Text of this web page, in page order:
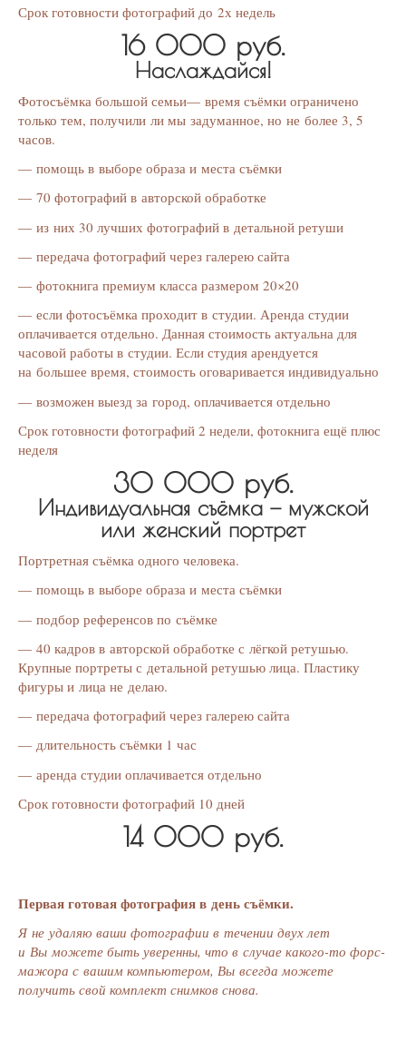
Срок готовности фотографий до 2х недель
16 000 руб.
Наслаждайся!
Фотосъёмка большой семьи— время съёмки ограничено
только тем, получили ли мы задуманное, но не более 3, 5
часов.
— помощь в выборе образа и места съёмки
— 70 фотографий в авторской обработке
— из них 30 лучших фотографий в детальной ретуши
— передача фотографий через галерею сайта
— фотокнига премиум класса размером 20×20
— если фотосъёмка проходит в студии. Аренда студии
оплачивается отдельно. Данная стоимость актуальна для
часовой работы в студии. Если студия арендуется
на большее время, стоимость оговаривается индивидуально
— возможен выезд за город, оплачивается отдельно
Срок готовности фотографий 2 недели, фотокнига ещё плюс
неделя
30 000 руб.
Индивидуальная съёмка — мужской
или женский портрет
Портретная съёмка одного человека.
— помощь в выборе образа и места съёмки
— подбор референсов по съёмке
— 40 кадров в авторской обработке с лёгкой ретушью.
Крупные портреты с детальной ретушью лица. Пластику
фигуры и лица не делаю.
— передача фотографий через галерею сайта
— длительность съёмки 1 час
— аренда студии оплачивается отдельно
Срок готовности фотографий 10 дней
14 000 руб.
Первая готовая фотография в день съёмки.
Я не удаляю ваши фотографии в течении двух лет
и Вы можете быть уверенны, что в случае какого-то форс-
мажора с вашим компьютером, Вы всегда можете
получить свой комплект снимков снова.